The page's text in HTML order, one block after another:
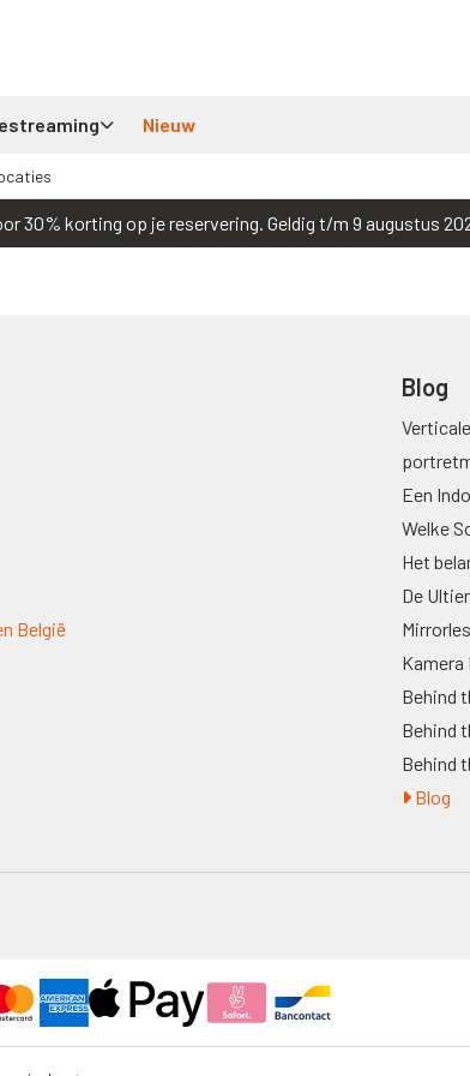
Nieuw
30% korting op je reservering. Geldig t/m 9 augustus
België
Blog
Een
Welke
Het
De
Kamera
Behind
Behind
Behind
Blog